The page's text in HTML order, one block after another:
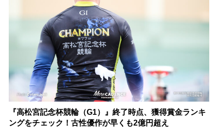
『高松宮記念杯競輪（G1）』終了時点、獲得賞金ランキ
ングをチェック！古性優作が早くも2億円超え